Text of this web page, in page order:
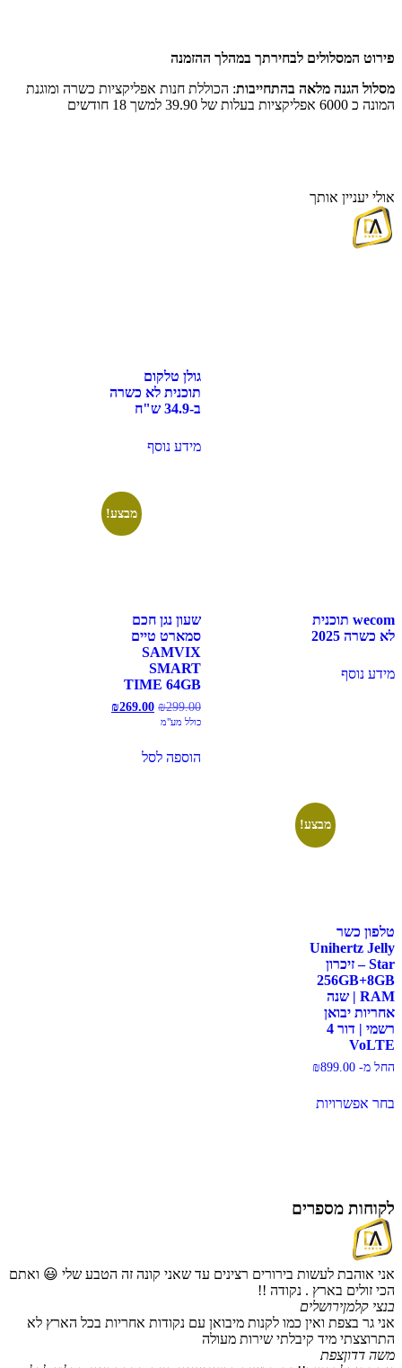
פירוט המסלולים לבחירתך במהלך ההזמנה
מסלול הגנה מלאה בהתחייבות: הכוללת חנות אפליקציות כשרה ומוגנת
המונה כ 6000 אפליקציות בעלות של 39.90 למשך 18 חודשים
אולי יעניין אותך
גולן טלקום
תוכנית לא כשרה
ב-34.9 ש"ח
מידע נוסף
wecom תוכנית
לא כשרה 2025
מידע נוסף
מבצע!
שעון נגן חכם
סמארט טיים
SAMVIX
SMART
TIME 64GB
₪299.00
₪269.00
כולל מע"מ
הוספה לסל
מבצע!
טלפון כשר
Unihertz Jelly
Star – זיכרון
256GB+8GB
RAM | שנה
אחריות יבואן
רשמי | דור 4
VoLTE
החל מ- ₪899.00
בחר אפשרויות
לקוחות מספרים
אני אוהבת לעשות בירורים רצינים עד שאני קונה זה הטבע שלי 😃 ואתם
הכי זולים בארץ . נקודה !!
בנצי קלמןירושלים
אני גר בצפת ואין כמו לקנות מיבואן עם נקודות אחריות בכל הארץ לא
התרוצצתי מיד קיבלתי שירות מעולה
משה דדוןצפת